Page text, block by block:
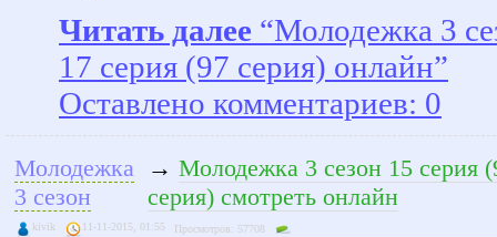
Читать далее “Молодежка 3
17 серия (97 серия) онлайн”
Оставлено комментариев: 0
Молодежка
3 сезон
→ Молодежка 3 сезон 15 серия
серия) смотреть онлайн
kivik 11-11-2015, 01:55 Просмотров: 57708